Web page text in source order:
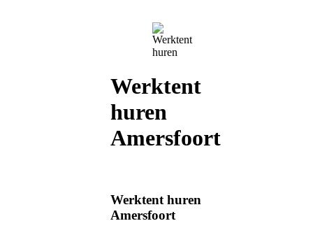
Werktent
huren
Amersfoort
Werktent huren
Amersfoort